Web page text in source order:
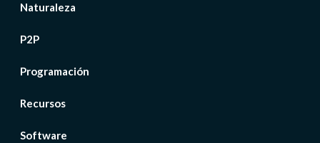
Naturaleza
P2P
Programación
Recursos
Software